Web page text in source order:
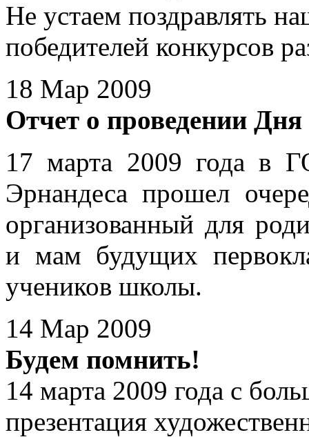
Не устаем поздравлять
победителей конкурсов
18 Мар 2009
Отчет о проведении
17 марта 2009 года
Эрнандеса прошел
организованный для
и мам будущих
учеников школы.
14 Мар 2009
Будем помнить!
14 марта 2009 года с
презентация